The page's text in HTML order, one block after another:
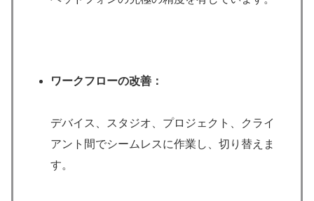
ワークフローの改善：
デバイス、スタジオ、プロジェクト、クライ
アント間でシームレスに作業し、切り替えま
す。